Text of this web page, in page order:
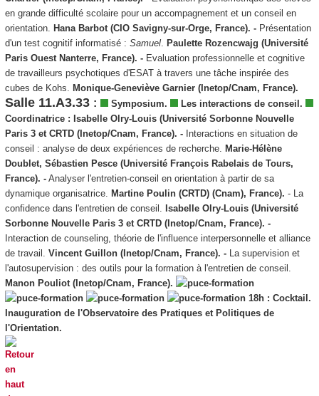
en grande difficulté scolaire pour un accompagnement et un conseil en
orientation. Hana Barbot (CIO Savigny-sur-Orge, France). -Présentation
d'un test cognitif informatisé : Samuel. Paulette Rozencwajg (Université
Paris Ouest Nanterre, France). -Evaluation professionnelle et cognitive
de travailleurs psychotiques d'ESAT à travers une tâche inspirée des
cubes de Kohs. Monique-Geneviève Garnier (Inetop/Cnam, France).
Salle 11.A3.33 : Symposium.
Les interactions de conseil.
Coordinatrice : Isabelle Olry-Louis (Université Sorbonne Nouvelle
Paris 3 et CRTD (Inetop/Cnam, France). -Interactions en situation de
conseil : analyse de deux expériences de recherche. Marie-Hélène
Doublet, Sébastien Pesce (Université François Rabelais de Tours,
France). -Analyser l'entretien-conseil en orientation à partir de sa
dynamique organisatrice. Martine Poulin (CRTD) (Cnam), France). - La
confidence dans l'entretien de conseil. Isabelle Olry-Louis (Université
Sorbonne Nouvelle Paris 3 et CRTD (Inetop/Cnam, France). -
Interaction de counseling, théorie de l'influence interpersonnelle et alliance
de travail. Vincent Guillon (Inetop/Cnam, France). -La supervision et
l'autosupervision : des outils pour la formation à l'entretien de conseil.
Manon Pouliot (Inetop/Cnam, France).
18h : Cocktail.
Inauguration de l'Observatoire des Pratiques et Politiques de
l'Orientation.